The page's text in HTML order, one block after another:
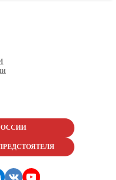
VKYouTube